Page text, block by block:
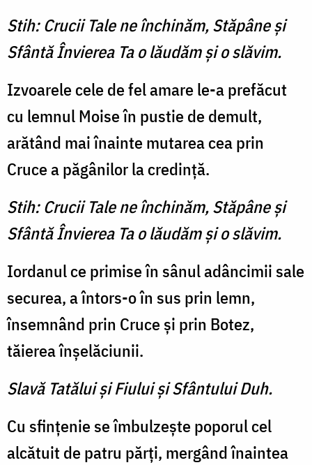
Stih: Crucii Tale ne închinăm, Stăpâne și
Sfântă Învierea Ta o lăudăm și o slăvim.
Izvoarele cele de fel amare le-a prefăcut
cu lemnul Moise în pustie de demult,
arătând mai înainte mutarea cea prin
Cruce a păgânilor la credinţă.
Stih: Crucii Tale ne închinăm, Stăpâne și
Sfântă Învierea Ta o lăudăm și o slăvim.
Iordanul ce primise în sânul adâncimii sale
securea, a întors-o în sus prin lemn,
însemnând prin Cruce şi prin Botez,
tăierea înşelăciunii.
Slavă Tatălui şi Fiului şi Sfântului Duh.
Cu sfinţenie se îmbulzeşte poporul cel
alcătuit de patru părţi, mergând înaintea